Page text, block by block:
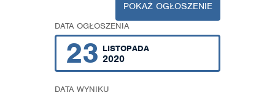
POKAŻ OGŁOSZENIE
DATA OGŁOSZENIA
23 LISTOPADA
2020
DATA WYNIKU